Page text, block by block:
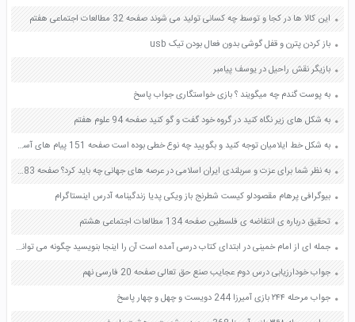
این کالا ها در کجا و توسط چه کسانی تولید می شوند صفحه 32 مطالعات اجتماعی هفتم
باز کردن پترن و قفل گوشی بدون فعال بودن تیک usb
بازیگر نقش راحیل در یوسف پیامبر
به پوست گندم چه میگویند ؟ بازی خواستگاری جواب پاسخ
به شکل های زیر نگاه کنید در گروه خود گفت و گو کنید صفحه 94 علوم هفتم
به شکل خط ایلامیان توجه کنید و بگویید چه نوع خطی بوده است صفحه 151 پیام های آسمان هفتم
به نظر شما برای عزت و سربلندی ایران اسلامی در عرصه های جهانی چه باید کرد؟ صفحه 83 فارسی هشتم
بیوگرافی پرهام مقصودلو کیست شطرنج باز ویکی پدیا زندگینامه آدرس اینستاگرام
تحقیق درباره ی انتفاضه ی فلسطین صفحه 134 مطالعات اجتماعی هشتم
جمله ای از امام خمینی در ابتدای کتاب درسی آمده است آن را اینجا بنویسید چگونه می توانیم به این سفارش امام عمل کنیم صفحه 97 هدیه های آسمان پنجم
جواب خودارزیابی درس دوم عجایب صنع حق تعالی صفحه 20 فارسی نهم
جواب مرحله ۲۴۴ بازی آمیرزا 244 دویست و چهل و چهار پاسخ